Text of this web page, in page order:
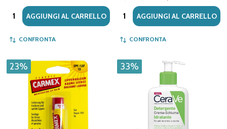
Quantità:AGGIUNGI AL CARRELLO
CONFRONTA
Quantità:AGGIUNGI AL CARRELLO
CONFRONTA
23% 33%